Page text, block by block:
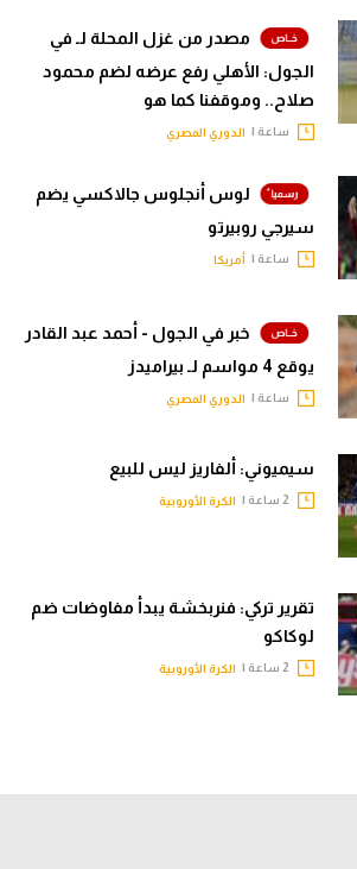
مصدر من غزل المحلة لـ في
الجول: الأهلي رفع عرضه لضم محمود
صلاح.. وموقفنا كما هو
ساعة | الدوري المصري
لوس أنجلوس جالاكسي يضم
سيرجي روبيرتو
ساعة | أمريكا
خبر في الجول - أحمد عبد القادر
يوقع 4 مواسم لـ بيراميدز
ساعة | الدوري المصري
سيميوني: ألفاريز ليس للبيع
الكرة الأوروبية
تقرير تركي: فنربخشة يبدأ مفاوضات ضم
لوكاكو
الكرة الأوروبية